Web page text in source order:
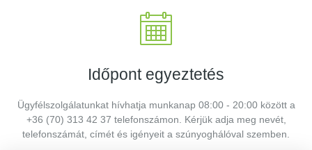
Időpont egyeztetés
Ügyfélszolgálatunkat hívhatja munkanap 08:00 - 20:00 között a
+36 (70) 313 42 37 telefonszámon. Kérjük adja meg nevét,
telefonszámát, címét és igényeit a szúnyoghálóval szemben.